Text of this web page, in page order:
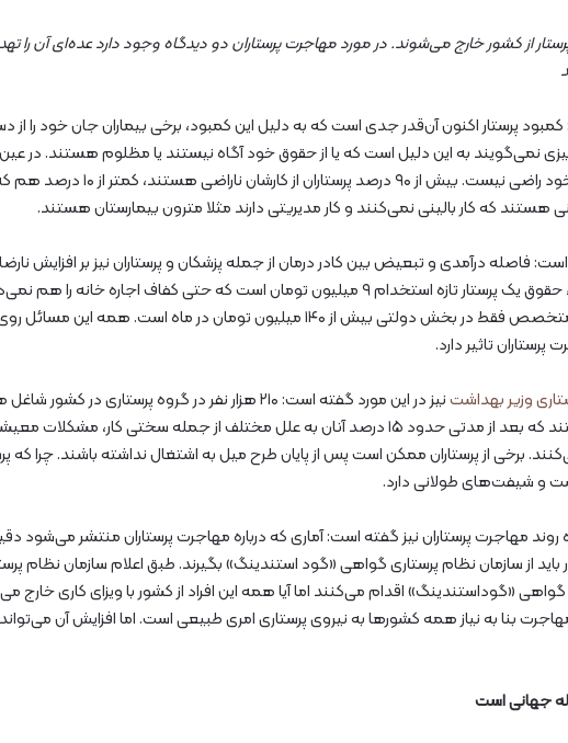
بین ۱۵۰۰ تا ۳ هزار پرستار از کشور خارج می‌شوند. در مورد مهاجرت پرستاران دو دیدگاه وجود دارد عده‌ای آن را
پرستار اکنون آن‌قدر جدی است که به دلیل این کمبود، برخی بیماران جان خود را از
نمی‌گویند به این دلیل است که یا از حقوق خود آگاه نیستند یا مظلوم هستند. در
هیچ پرستاری از وضعیت خود راضی نیست. بیش از ۹۰ درصد پرستاران از
هستند که کار بالینی نمی‌کنند و کار مدیریتی دارند مثلا مترون بیمارستان هستند.
فاصله درآمدی و تبعیض بین کادر درمان از جمله پزشکان و پرستاران نیز بر افزایش
پرستاران تاثیر دارد. متوسط حقوق یک پرستار تازه استخدام ۹ میلیون تومان است که حتی کفاف اجاره خانه
حالی که درآمد یک پزشک متخصص فقط در بخش دولتی بیش از ۱۴۰ میلیون تومان در ماه است. همه این
تاثیر دارد.
وزیر بهداشت
نیز در این مورد گفته است: ۲۱۰ هزار نفر در گروه پرستاری در
عمده این افراد خانم هستند که بعد از مدتی حدود ۱۵ درصد آنان به علل مختلف از جمله سختی کار، مشکلات
برخی از پرستاران ممکن است پس از پایان طرح میل به اشتغال نداشته باشند. چرا که
و شیفت‌های طولانی دارد.
روند مهاجرت پرستاران نیز گفته است: آماری که درباره مهاجرت پرستاران منتشر می‌شود
باید از سازمان نظام پرستاری گواهی «گود استندینگ» بگیرند. طبق اعلام سازمان نظام
گرفتن گواهی «گوداستندینگ» اقدام می‌کنند اما آیا همه این افراد از کشور با ویزای کاری خارج
بنا به نیاز همه کشورها به نیروی پرستاری امری طبیعی است. اما افزایش آن می‌تواند
جهانی است